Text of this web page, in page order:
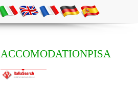
ACCOMODATIONPISA